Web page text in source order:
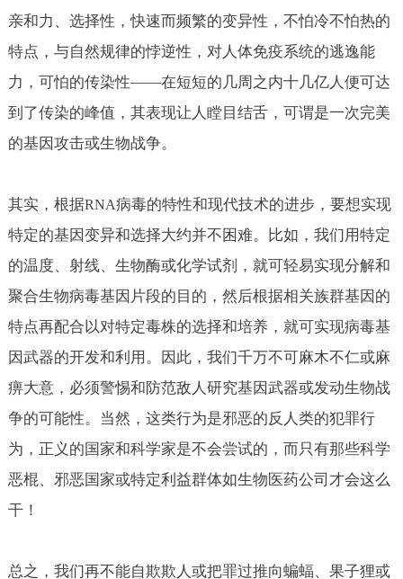
亲和力、选择性，快速而频繁的变异性，不怕冷不怕热的
特点，与自然规律的悖逆性，对人体免疫系统的逃逸能
力，可怕的传染性——在短短的几周之内十几亿人便可达
到了传染的峰值，其表现让人瞠目结舌，可谓是一次完美
的基因攻击或生物战争。
其实，根据RNA病毒的特性和现代技术的进步，要想实现
特定的基因变异和选择大约并不困难。比如，我们用特定
的温度、射线、生物酶或化学试剂，就可轻易实现分解和
聚合生物病毒基因片段的目的，然后根据相关族群基因的
特点再配合以对特定毒株的选择和培养，就可实现病毒基
因武器的开发和利用。因此，我们千万不可麻木不仁或麻
痹大意，必须警惕和防范敌人研究基因武器或发动生物战
争的可能性。当然，这类行为是邪恶的反人类的犯罪行
为，正义的国家和科学家是不会尝试的，而只有那些科学
恶棍、邪恶国家或特定利益群体如生物医药公司才会这么
干！
总之，我们再不能自欺欺人或把罪过推向蝙蝠、果子狸或